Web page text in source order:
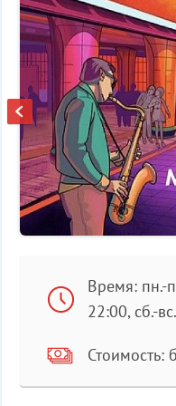
Время: пн.-
22:00, сб.-
Стоимость: